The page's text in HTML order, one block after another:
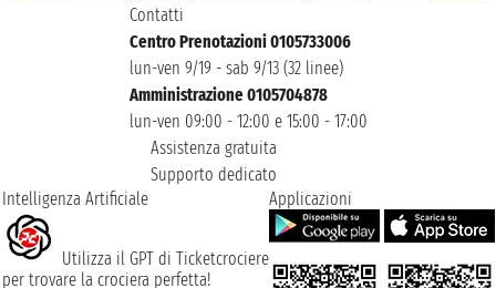
Contatti
Centro Prenotazioni 0105733006
lun-ven 9/19 - sab 9/13 (32 linee)
Amministrazione 0105704878
lun-ven 09:00 - 12:00 e 15:00 - 17:00
Assistenza gratuita
Supporto dedicato
Intelligenza Artificiale
Utilizza il GPT di Ticketcrociere
per trovare la crociera perfetta!
Applicazioni